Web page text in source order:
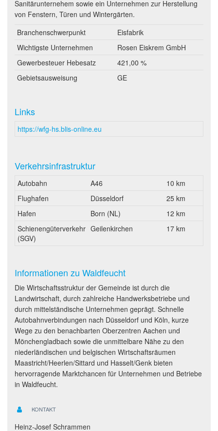
Sanitärunternehem sowie ein Unternehmen zur Herstellung
von Fenstern, Türen und Wintergärten.
Branchenschwerpunkt
Eisfabrik
Wichtigste Unternehmen
Rosen Eiskrem GmbH
Gewerbesteuer Hebesatz
421,00 %
Gebietsausweisung
GE
Links
https://wfg-hs.blis-online.eu
Verkehrsinfrastruktur
Autobahn A46
10 km
Flughafen
Düsseldorf
25 km
Hafen
Born (NL)
12 km
Schienengüterverkehr
(SGV)
Geilenkirchen 17 km
Informationen zu Waldfeucht
Die Wirtschaftsstruktur der Gemeinde ist durch die
Landwirtschaft, durch zahlreiche Handwerksbetriebe und
durch mittelständische Unternehmen geprägt. Schnelle
Autobahnverbindungen nach Düsseldorf und Köln, kurze
Wege zu den benachbarten Oberzentren Aachen und
Mönchengladbach sowie die unmittelbare Nähe zu den
niederländischen und belgischen Wirtschaftsräumen
Maastricht/Heerlen/Sittard und Hasselt/Genk bieten
hervorragende Marktchancen für Unternehmen und Betriebe
in Waldfeucht.
KONTAKT
Heinz-Josef Schrammen